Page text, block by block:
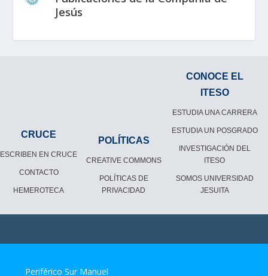
Jesús
CRUCE
ESCRIBEN EN CRUCE
CONTACTO
HEMEROTECA
POLÍTICAS
CREATIVE COMMONS
POLÍTICAS DE
PRIVACIDAD
CONOCE EL
ITESO
ESTUDIA UNA CARRERA
ESTUDIA UN POSGRADO
INVESTIGACIÓN DEL
ITESO
SOMOS UNIVERSIDAD
JESUITA
Periférico Sur Manuel